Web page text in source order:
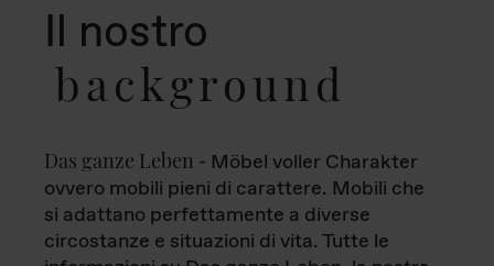
Il nostro
background
Das ganze Leben - Möbel voller Charakter
ovvero mobili pieni di carattere. Mobili che
si adattano perfettamente a diverse
circostanze e situazioni di vita. Tutte le